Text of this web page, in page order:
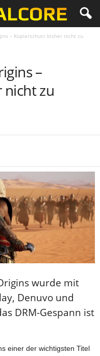
– Kopierschutz bisher nicht zu
–
nicht zu
wurde mit
Denuvo und
DRM-Gespann ist
einer der wichtigsten Titel